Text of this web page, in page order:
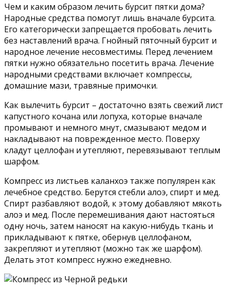
Чем и каким образом лечить бурсит пятки дома?
Народные средства помогут лишь вначале бурсита.
Его категорически запрещается пробовать лечить
без наставлений врача. Гнойный пяточный бурсит и
народное лечение несовместимы. Перед лечением
пятки нужно обязательно посетить врача. Лечение
народными средствами включает компрессы,
домашние мази, травяные примочки.
Как вылечить бурсит – достаточно взять свежий лист
капустного кочана или лопуха, которые вначале
промывают и немного мнут, смазывают медом и
накладывают на поврежденное место. Поверху
кладут целлофан и утепляют, перевязывают теплым
шарфом.
Компресс из листьев каланхоэ также популярен как
лечебное средство. Берутся стебли алоэ, спирт и мед.
Спирт разбавляют водой, к этому добавляют мякоть
алоэ и мед. После перемешивания дают настояться
одну ночь, затем наносят на какую-нибудь ткань и
прикладывают к пятке, обернув целлофаном,
закрепляют и утепляют (можно так же шарфом).
Делать этот компресс нужно ежедневно.